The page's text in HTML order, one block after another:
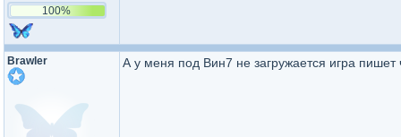
100%
Brawler А у меня под Вин7 не загружается игра